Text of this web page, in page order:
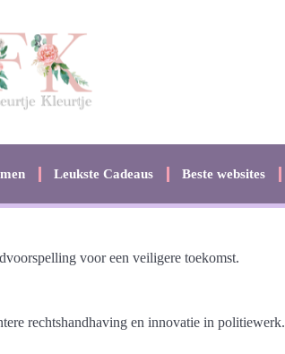
Leukste Cadeaus Beste websites
voor een veiligere toekomst.
rechtshandhaving en innovatie in politiewerk.